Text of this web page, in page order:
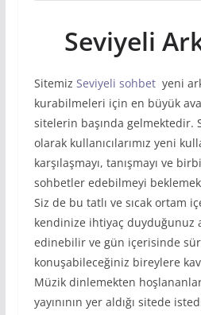
Seviyeli
Sitemiz Seviyeli sohbetyeni
kurabilmeleri için en büyük
sitelerin başında gelmektedir.
olarak kullanıcılarımız yeni
karşılaşmayı, tanışmayı ve
sohbetler edebilmeyi
Siz de bu tatlı ve sıcak ortam
kendinize ihtiyaç duyduğunuz
edinebilir ve gün içerisinde
konuşabileceğiniz bireylere
Müzik dinlemekten
yayınının yer aldığı sitede